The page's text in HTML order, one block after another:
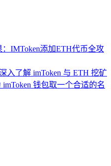
：IMToken添加ETH代币全攻
入了解 imToken 与 ETH 挖矿
钱包取一个合适的名